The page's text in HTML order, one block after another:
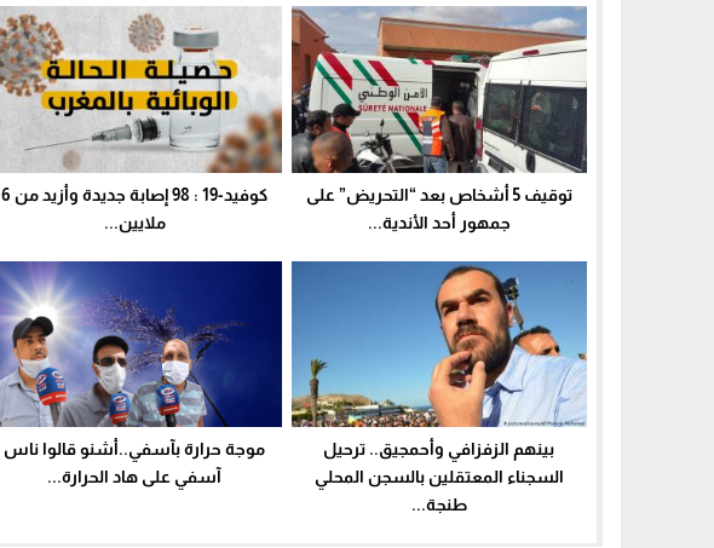
توقيف 5 أشخاص بعد “التحريض” على
جمهور أحد الأندية...
كوفيد-19 : 98 إصابة جديدة وأزيد من 6
ملايين...
بينهم الزفزافي وأحمجيق.. ترحيل
السجناء المعتقلين بالسجن المحلي
طنجة...
موجة حرارة بآسفي..أشنو قالوا ناس
آسفي على هاد الحرارة...